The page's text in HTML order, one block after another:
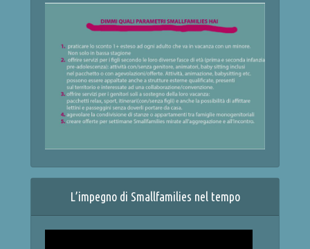
L’impegno di Smallfamilies nel tempo